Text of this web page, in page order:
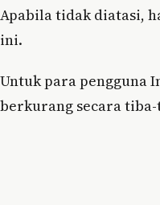
Apabila tidak diatasi,
ini.
Untuk para pengguna
berkurang secara